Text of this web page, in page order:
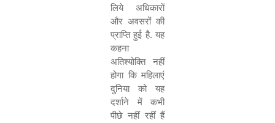
लिये अधिकारों
और अवसरों की
प्राप्ति हुई है. यह
कहना
अतिश्योक्ति नहीं
होगा कि महिलाएं
दुनिया को यह
दर्शाने में कभी
पीछे नहीं रहीं हैं